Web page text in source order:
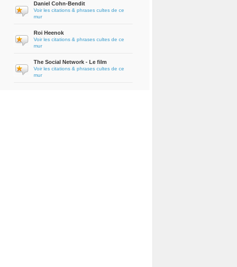
Daniel Cohn-Bendit
Voir les citations & phrases cultes de ce
mur
Roi Heenok
Voir les citations & phrases cultes de ce
mur
The Social Network - Le film
Voir les citations & phrases cultes de ce
mur